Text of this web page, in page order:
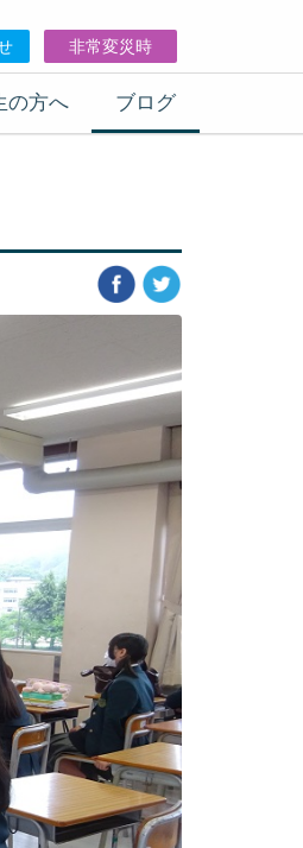
非常変災時
の方へ ブログ